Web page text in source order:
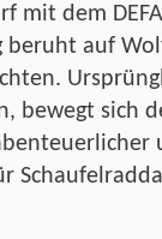
mit dem
beruht auf
bewegt sich